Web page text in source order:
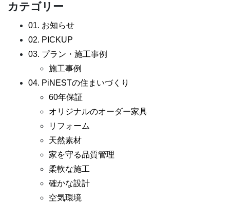
カテゴリー
01. お知らせ
02. PICKUP
03. プラン・施工事例
施工事例
04. PiNESTの住まいづくり
60年保証
オリジナルのオーダー家具
リフォーム
天然素材
家を守る品質管理
柔軟な施工
確かな設計
空気環境